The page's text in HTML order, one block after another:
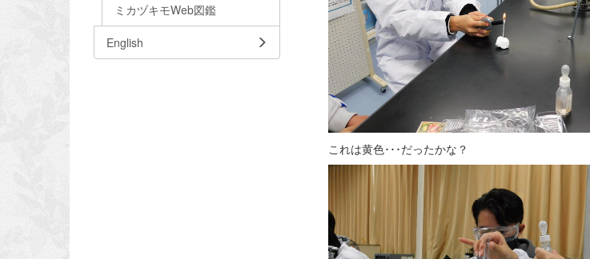
これは黄色･･･だったかな？
ミカヅキモWeb図鑑
English